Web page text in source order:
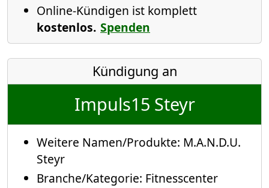
Online-Kündigen ist komplett
kostenlos. Spenden
Kündigung an
Impuls15 Steyr
Weitere Namen/Produkte: M.A.N.D.U.
Steyr
Branche/Kategorie: Fitnesscenter